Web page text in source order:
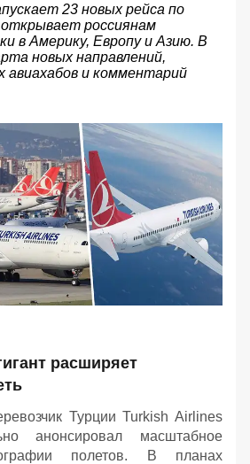
23 новых рейса по
россиянам
в Америку, Европу и Азию. В
новых направлений,
авиахабов и комментарий
расширяет
Турции Turkish Airlines
анонсировал масштабное
полетов. В планах